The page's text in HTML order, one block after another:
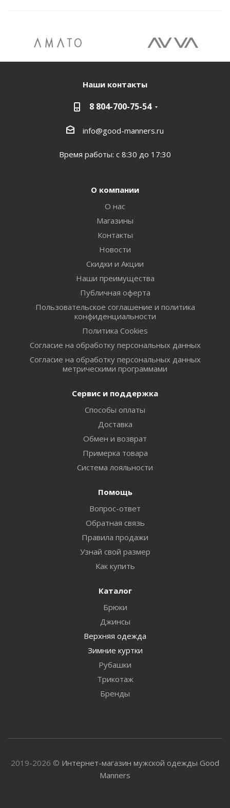
Наши контакты
8 804-700-75-54
info@good-manners.ru
Время работы: с 8:30 до 17:30
О компании
О нас
Магазины
Контакты
Новости
Скидки и Акции
Наши преимущества
Публичная оферта
Пользовательское соглашение и политика
конфиденциальности
Политика Cookies
Согласие на обработку персональных данных
Согласие на обработку персональных данных
метрическими программами
Сервис и поддержка
Способы оплаты
Доставка
Обмен и возврат
Примерка товара
Система лояльности
Помощь
Вопрос-ответ
Обратная связь
Правила продажи
Узнай свой размер
Как купить
Каталог
Брюки
Джинсы
Верхняя одежда
Зимние куртки
Рубашки
Трикотаж
Бренды
2019-2026 © Интернет-магазин мужской одежды Good
Manners